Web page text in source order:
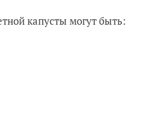
капусты могут быть: